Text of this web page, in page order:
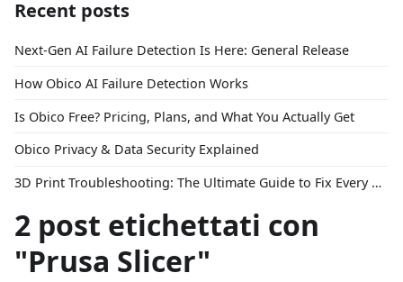
Recent posts
Next-Gen AI Failure Detection Is Here: General Release
How Obico AI Failure Detection Works
Is Obico Free? Pricing, Plans, and What You Actually Get
Obico Privacy & Data Security Explained
3D Print Troubleshooting: The Ultimate Guide to Fix Every Common Problem [2026]
2 post etichettati con
"Prusa Slicer"